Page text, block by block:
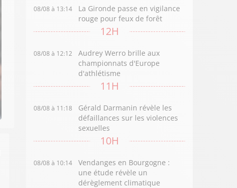
08/08 à 13:14
La Gironde passe en vigilance
rouge pour feux de forêt
12H
08/08 à 12:12
Audrey Werro brille aux
championnats d'Europe
d'athlétisme
11H
08/08 à 11:18
Gérald Darmanin révèle les
défaillances sur les violences
sexuelles
10H
08/08 à 10:14
Vendanges en Bourgogne :
une étude révèle un
dérèglement climatique